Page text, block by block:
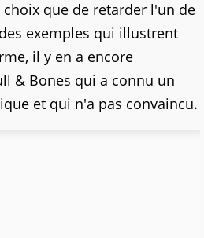
que de retarder l'un de
exemples qui illustrent
il y en a encore
& Bones qui a connu un
et qui n'a pas convaincu.